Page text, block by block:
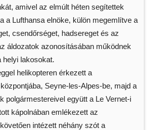
amivel az elmúlt héten segítettek
a Lufthansa elnöke, külön megemlítve a
csendőrséget, hadsereget és az
áldozatok azonosításában működnek
helyi lakosokat.
helikopteren érkezett a
Seyne-les-Alpes-be, majd a
polgármestereivel együtt a Le Vernet-i
kápolnában emlékezett az
intézett néhány szót a